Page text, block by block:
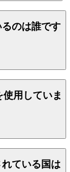
のは誰です
用していま
ている国は